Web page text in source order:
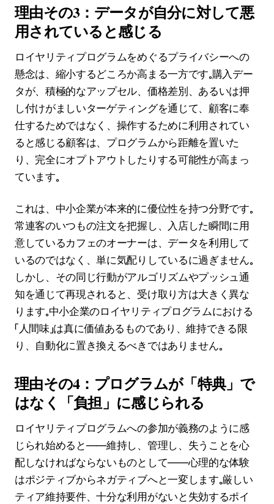
理由その3：データが自分に対して悪
用されていると感じる
ロイヤリティプログラムをめぐるプライバシーへの
懸念は、縮小するどころか高まる一方です。購入デー
タが、積極的なアップセル、価格差別、あるいは押
し付けがましいターゲティングを通じて、顧客に奉
仕するためではなく、操作するために利用されてい
ると感じる顧客は、プログラムから距離を置いた
り、完全にオプトアウトしたりする可能性が高まっ
ています。
これは、中小企業が本来的に優位性を持つ分野です。
常連客のいつもの注文を把握し、入店した瞬間に用
意しているカフェのオーナーは、データを利用して
いるのではなく、単に気配りしているに過ぎません。
しかし、その同じ行動がアルゴリズムやプッシュ通
知を通じて再現されると、受け取り方は大きく異な
ります。中小企業のロイヤリティプログラムにおける
「人間味」は真に価値あるものであり、維持できる限
り、自動化に置き換えるべきではありません。
理由その4：プログラムが「特典」で
はなく「負担」に感じられる
ロイヤリティプログラムへの参加が義務のように感
じられ始めると――維持し、管理し、失うことを心
配しなければならないものとして――心理的な体験
はポジティブからネガティブへと一変します。厳しい
ティア維持要件、十分な利用がないと失効するポイ